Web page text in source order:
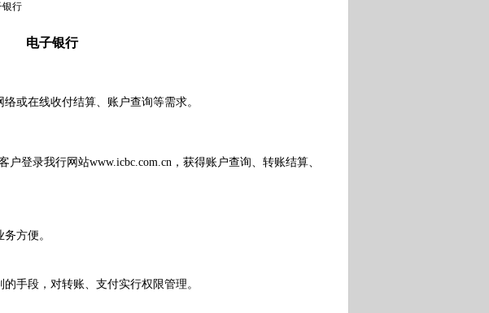
银行
电子银行
在线收付结算、账户查询等需求。
户登录我行网站www.icbc.com.cn，获得账户查询、转账结算、
方便。
段，对转账、支付实行权限管理。